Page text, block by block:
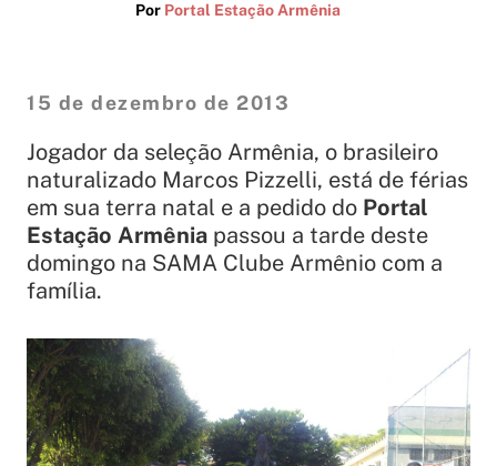
Por Portal Estação Armênia
15 de dezembro de 2013
Jogador da seleção Armênia, o brasileiro
naturalizado Marcos Pizzelli, está de férias
em sua terra natal e a pedido do Portal
Estação Armênia passou a tarde deste
domingo na SAMA Clube Armênio com a
família.